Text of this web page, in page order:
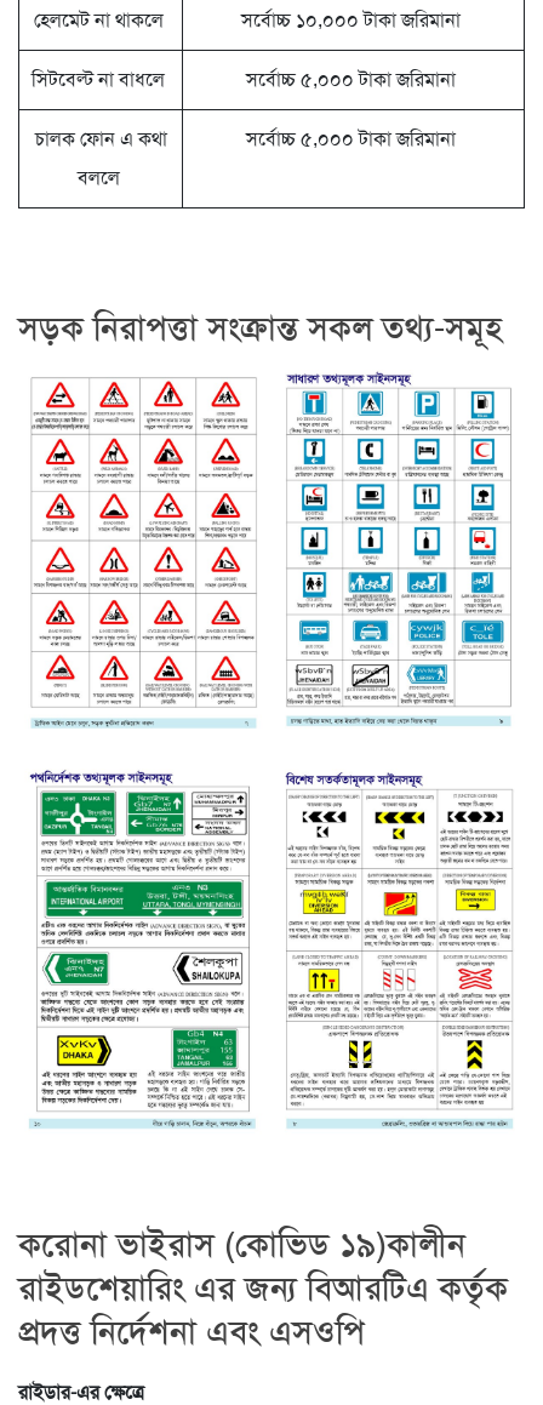
হেলমেট না থাকলে সর্বোচ্চ ১০,০০০ টাকা জরিমানা
সিটবেল্ট না বাধলে সর্বোচ্চ ৫,০০০ টাকা জরিমানা
চালক ফোন এ কথা
বললে
সর্বোচ্চ ৫,০০০ টাকা জরিমানা
সড়ক নিরাপত্তা সংক্রান্ত সকল তথ্য-সমূহ
করোনা ভাইরাস (কোভিড ১৯)কালীন
রাইডশেয়ারিং এর জন্য বিআরটিএ কর্তৃক
প্রদত্ত নির্দেশনা এবং এসওপি
রাইডার-এর ক্ষেত্রে